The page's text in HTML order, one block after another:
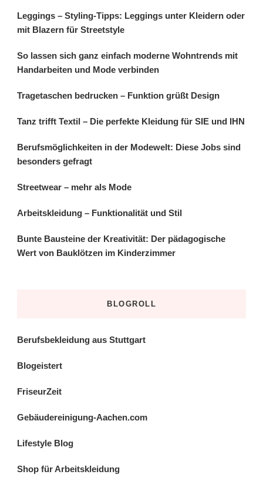
Leggings – Styling-Tipps: Leggings unter Kleidern oder
mit Blazern für Streetstyle
So lassen sich ganz einfach moderne Wohntrends mit
Handarbeiten und Mode verbinden
Tragetaschen bedrucken – Funktion grüßt Design
Tanz trifft Textil – Die perfekte Kleidung für SIE und IHN
Berufsmöglichkeiten in der Modewelt: Diese Jobs sind
besonders gefragt
Streetwear – mehr als Mode
Arbeitskleidung – Funktionalität und Stil
Bunte Bausteine der Kreativität: Der pädagogische
Wert von Bauklötzen im Kinderzimmer
BLOGROLL
Berufsbekleidung aus Stuttgart
Blogeistert
FriseurZeit
Gebäudereinigung-Aachen.com
Lifestyle Blog
Shop für Arbeitskleidung